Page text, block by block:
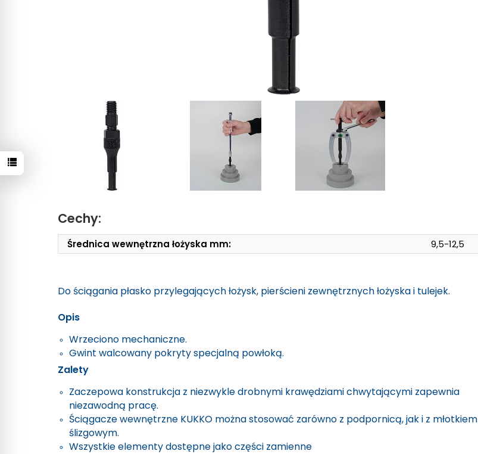
Cechy:
Średnica wewnętrzna łożyska mm: 9,5-12,5
Do ściągania płasko przylegających łożysk, pierścieni zewnętrznych łożyska i tulejek.
Opis
Wrzeciono mechaniczne.
Gwint walcowany pokryty specjalną powłoką.
Zalety
Zaczepowa konstrukcja z niezwykle drobnymi krawędziami chwytającymi zapewnia
niezawodną pracę.
Ściągacze wewnętrzne KUKKO można stosować zarówno z podpornicą, jak i z młotkiem
ślizgowym.
Wszystkie elementy dostępne jako części zamienne